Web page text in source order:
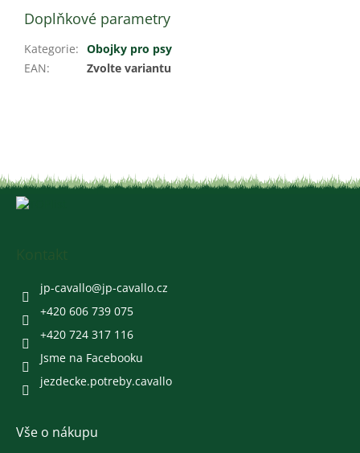
Doplňkové parametry
Kategorie: Obojky pro psy
EAN: Zvolte variantu
jp-cavallo@jp-cavallo.cz
+420 606 739 075
+420 724 317 116
Jsme na Facebooku
jezdecke.potreby.cavallo
Vše o nákupu